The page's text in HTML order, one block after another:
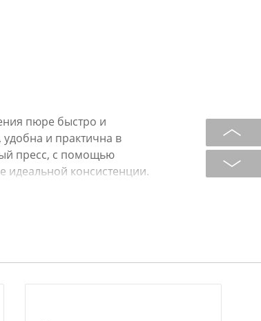
пюре быстро и
удобна и практична в
пресс, с помощью
идеальной консистенции.
высокой